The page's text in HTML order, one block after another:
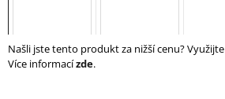
Našli jste tento produkt za nižší cenu? Využijte
Více informacízde.
m
e